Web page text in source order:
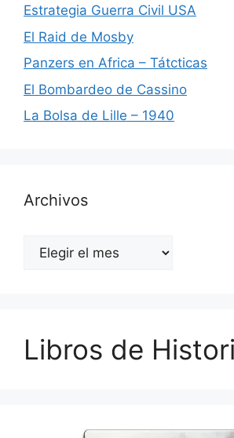
Estrategia Guerra Civil USA
El Raid de Mosby
Panzers en Africa – Tátcticas
El Bombardeo de Cassino
La Bolsa de Lille – 1940
Archivos
Archivos
Libros de